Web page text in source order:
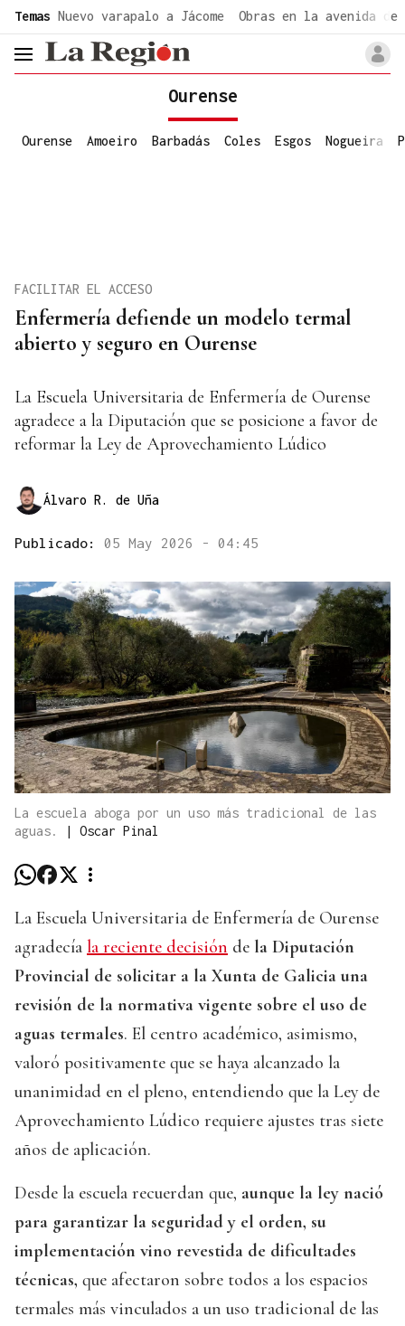
Temas Nuevo varapalo a Jácome Obras en la avenida de
header.menu.open
Ourense
Ourense Amoeiro Barbadás Coles Esgos Nogueira
Enfermería defiende un modelo termal
abierto y seguro en Ourense
FACILITAR EL ACCESO
La Escuela Universitaria de Enfermería de Ourense
agradece a la Diputación que se posicione a favor de
reformar la Ley de Aprovechamiento Lúdico
Álvaro R. de Uña
Publicado: 05 May 2026 - 04:45
La escuela aboga por un uso más tradicional de las
aguas.
| Oscar Pinal
La Escuela Universitaria de Enfermería de Ourense
agradecía la reciente decisión de la Diputación
Provincial de solicitar a la Xunta de Galicia una
revisión de la normativa vigente sobre el uso de
aguas termales. El centro académico, asimismo,
valoró positivamente que se haya alcanzado la
unanimidad en el pleno, entendiendo que la Ley de
Aprovechamiento Lúdico requiere ajustes tras siete
años de aplicación.
Desde la escuela recuerdan que, aunque la ley nació
para garantizar la seguridad y el orden, su
implementación vino revestida de dificultades
técnicas, que afectaron sobre todos a los espacios
termales más vinculados a un uso tradicional de las